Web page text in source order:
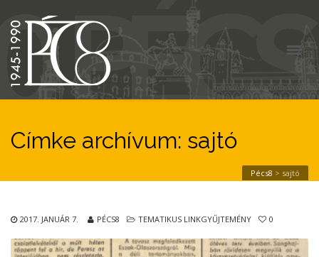
Címke archívum: sajtó
Pécs8 > sajtó
2017. JANUÁR 7. PÉCS8 TEMATIKUS LINKGYŰJTEMÉNY 0